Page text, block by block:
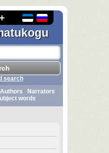
search
Authors
Narrators
words